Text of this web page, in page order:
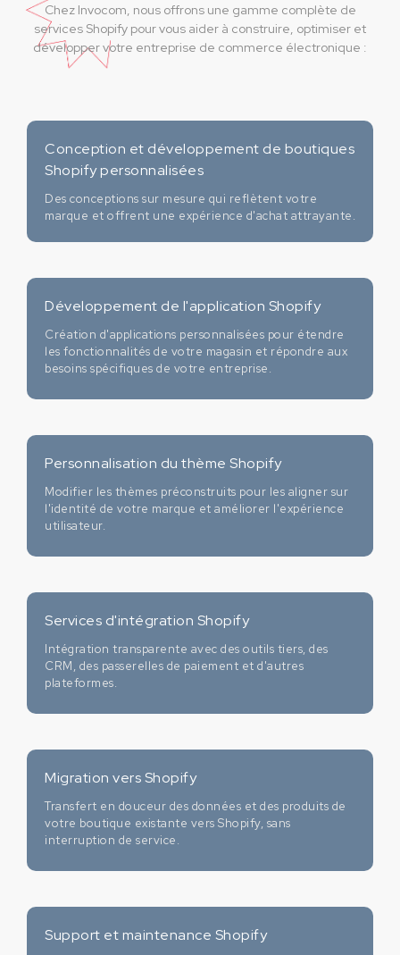
Chez Invocom, nous offrons une gamme complète de
services Shopify pour vous aider à construire, optimiser et
développer votre entreprise de commerce électronique :
Conception et développement de boutiques
Shopify personnalisées
Des conceptions sur mesure qui reflètent votre
marque et offrent une expérience d'achat attrayante.
Développement de l'application Shopify
Création d'applications personnalisées pour étendre
les fonctionnalités de votre magasin et répondre aux
besoins spécifiques de votre entreprise.
Personnalisation du thème Shopify
Modifier les thèmes préconstruits pour les aligner sur
l'identité de votre marque et améliorer l'expérience
utilisateur.
Services d'intégration Shopify
Intégration transparente avec des outils tiers, des
CRM, des passerelles de paiement et d'autres
plateformes.
Migration vers Shopify
Transfert en douceur des données et des produits de
votre boutique existante vers Shopify, sans
interruption de service.
Support et maintenance Shopify